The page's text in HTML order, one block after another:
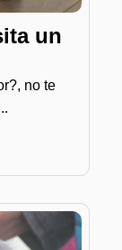
un
no te